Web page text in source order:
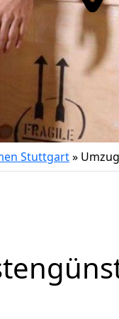
Stuttgart»